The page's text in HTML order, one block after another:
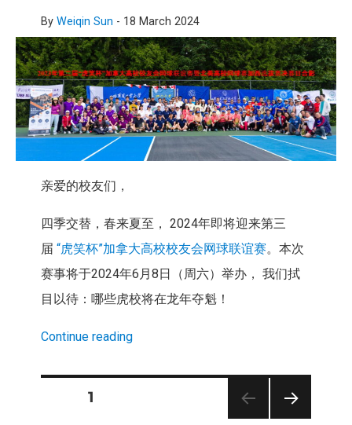
By Weiqin Sun - 18 March 2024
亲爱的校友们，
四季交替，春来夏至， 2024年即将迎来第三
届 “虎笑杯”加拿大高校校友会网球联谊赛。本次
赛事将于2024年6月8日（周六）举办， 我们拭
目以待：哪些虎校将在龙年夺魁！
Continue reading
Posts
PAGE1